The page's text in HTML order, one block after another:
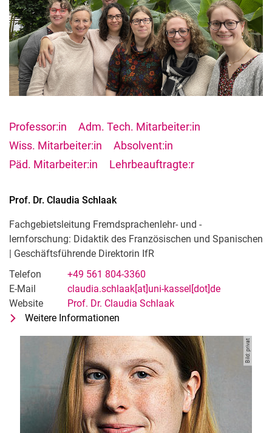
Professor:in
Adm. Tech. Mitarbeiter:in
Wiss. Mitarbeiter:in
Absolvent:in
Päd. Mitarbeiter:in
Lehrbeauftragte:r
Prof. Dr. Claudia Schlaak
Fachgebietsleitung Fremdsprachenlehr- und -
lernforschung: Didaktik des Französischen und Spanischen
| Geschäftsführende Direktorin IfR
Telefon
+49 561 804-3360
E-Mail
claudia.schlaak[at]uni-kassel[dot]de
Website
Prof. Dr. Claudia Schlaak
Weitere Informationen
Bild: privat